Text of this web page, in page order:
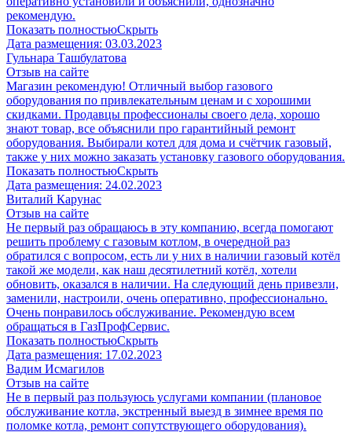
рекомендую.
Показать полностьюСкрыть
Дата размещения: 03.03.2023
​Гульнара Ташбулатова
Отзыв на сайте
Магазин рекомендую! Отличный выбор газового
оборудования по привлекательным ценам и с хорошими
скидками. Продавцы профессионалы своего дела, хорошо
знают товар, все объяснили про гарантийный ремонт
оборудования. Выбирали котел для дома и счётчик газовый,
также у них можно заказать установку газового оборудования.
Показать полностьюСкрыть
Дата размещения: 24.02.2023
Виталий Карунас
Отзыв на сайте
Не первый раз обращаюсь в эту компанию, всегда помогают
решить проблему с газовым котлом, в очередной раз
обратился с вопросом, есть ли у них в наличии газовый котёл
такой же модели, как наш десятилетний котёл, хотели
обновить, оказался в наличии. На следующий день привезли,
заменили, настроили, очень оперативно, профессионально.
Очень понравилось обслуживание. Рекомендую всем
обращаться в ГазПрофСервис.
Показать полностьюСкрыть
Дата размещения: 17.02.2023
​Вадим Исмагилов
Отзыв на сайте
Не в первый раз пользуюсь услугами компании (плановое
обслуживание котла, экстренный выезд в зимнее время по
поломке котла, ремонт сопутствующего оборудования).